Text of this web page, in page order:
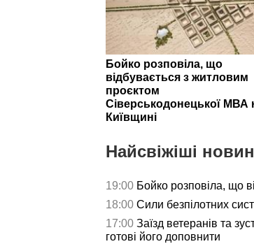
Бойко розповіла, що
відбувається з житловим
проєктом
Сіверськодонецької МВА
Київщині
Найсвіжіші
19:00 Бойко розповіла, що
18:00 Сили безпілотних
17:00 Заїзд ветеранів та
готові його доповнити